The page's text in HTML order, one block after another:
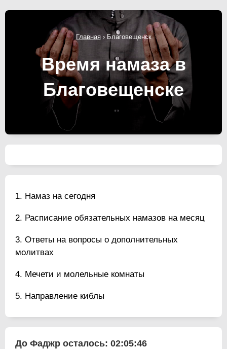
Главная› Благовещенск
Время намаза в
Благовещенске
Намаз на сегодня
Расписание обязательных намазов на месяц
Ответы на вопросы о дополнительных
молитвах
Мечети и молельные комнаты
Направление киблы
До Фаджр осталось: 02:05:45